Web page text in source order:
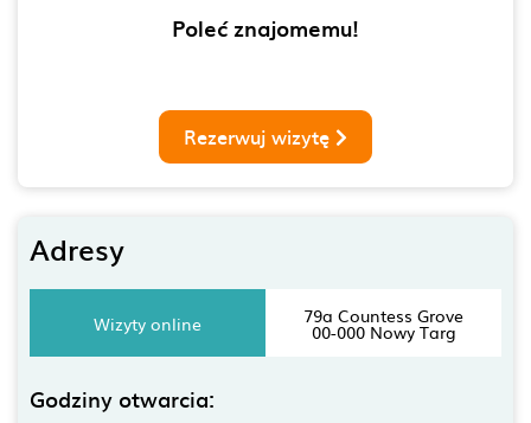
Poleć znajomemu!
Rezerwuj wizytę
Adresy
Wizyty online 79a Countess Grove
00-000 Nowy Targ
Godziny otwarcia: